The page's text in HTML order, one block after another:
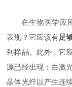
在生物医学应
表现？它应该有足
列样品。此外，它
源已经出现：白激
晶体光纤以产生连